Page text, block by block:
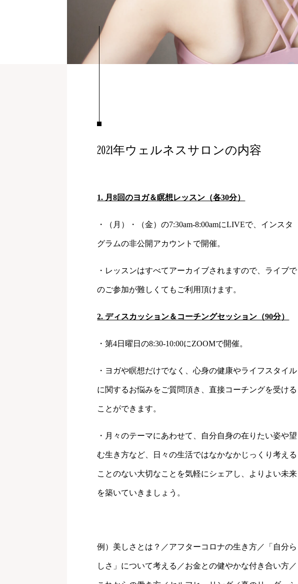
2021年ウェルネスサロンの内容
1. 月8回のヨガ＆瞑想レッスン（各30分）
・（月）・（金）の7:30am-8:00amにLIVEで、インスタ
グラムの非公開アカウントで開催。
・レッスンはすべてアーカイブされますので、ライブで
のご参加が難しくてもご利用頂けます。
2.ディスカッション＆コーチングセッション（90分）
・第4日曜日の8:30-10:00にZOOMで開催。
・ヨガや瞑想だけでなく、心身の健康やライフスタイル
に関するお悩みをご質問頂き、直接コーチングを受ける
ことができます。
・月々のテーマにあわせて、自分自身の在りたい姿や望
む生き方など、日々の生活ではなかなかじっくり考える
ことのない大切なことを気軽にシェアし、よりよい未来
を築いていきましょう。
例）美しさとは？／アフターコロナの生き方／「自分ら
しさ」について考える／お金との健やかな付き合い方／